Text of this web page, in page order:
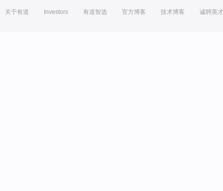
关于有道 Investors 有道智选 官方博客 技术博客 诚聘英才